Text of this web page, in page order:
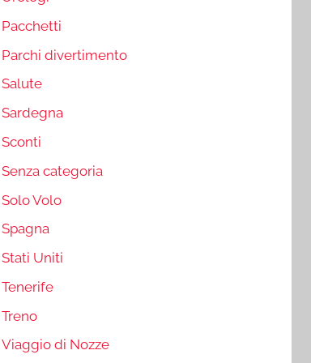
Pacchetti
Parchi divertimento
Salute
Sardegna
Sconti
Senza categoria
Solo Volo
Spagna
Stati Uniti
Tenerife
Treno
Viaggio di Nozze